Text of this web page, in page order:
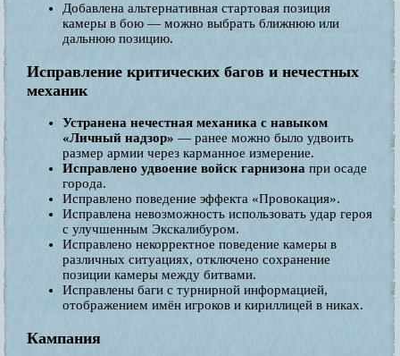
Добавлена альтернативная стартовая позиция
камеры в бою — можно выбрать ближнюю или
дальнюю позицию.
Исправление критических багов и нечестных
механик
Устранена нечестная механика с навыком
«Личный надзор» — ранее можно было удвоить
размер армии через карманное измерение.
Исправлено удвоение войск гарнизона при осаде
города.
Исправлено поведение эффекта «Провокация».
Исправлена невозможность использовать удар героя
с улучшенным Экскалибуром.
Исправлено некорректное поведение камеры в
различных ситуациях, отключено сохранение
позиции камеры между битвами.
Исправлены баги с турнирной информацией,
отображением имён игроков и кириллицей в никах.
Кампания